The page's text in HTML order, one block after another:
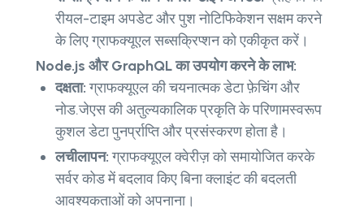
रीयल-टाइम अपडेट और पुश नोटिफिकेशन सक्षम करने
के लिए ग्राफक्यूएल सब्सक्रिप्शन को एकीकृत करें।
Node.js और GraphQL का उपयोग करने के लाभ:
दक्षता:ग्राफक्यूएल की चयनात्मक डेटा फ़ेचिंग और
नोड.जेएस की अतुल्यकालिक प्रकृति के परिणामस्वरूप
कुशल डेटा पुनर्प्राप्ति और प्रसंस्करण होता है।
लचीलापन:ग्राफक्यूएल क्वेरीज़ को समायोजित करके
सर्वर कोड में बदलाव किए बिना क्लाइंट की बदलती
आवश्यकताओं को अपनाना।